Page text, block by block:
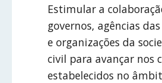
Estimular a
governos, agências
e organizações da
civil para avançar nos
estabelecidos no